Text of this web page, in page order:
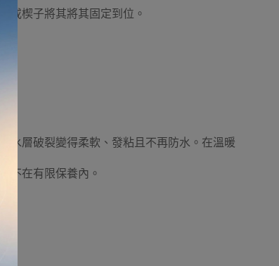
或楔子將其將其固定到位。
水層破裂變得柔軟、發粘且不再防水。在溫暖
不在有限保養內。